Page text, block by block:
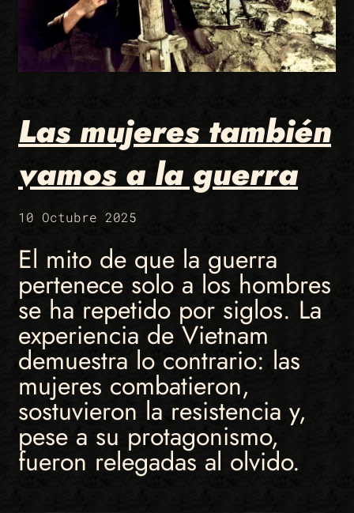
Las mujeres también
vamos a la guerra
10 Octubre 2025
El mito de que la guerra
pertenece solo a los hombres
se ha repetido por siglos. La
experiencia de Vietnam
demuestra lo contrario: las
mujeres combatieron,
sostuvieron la resistencia y,
pese a su protagonismo,
fueron relegadas al olvido.